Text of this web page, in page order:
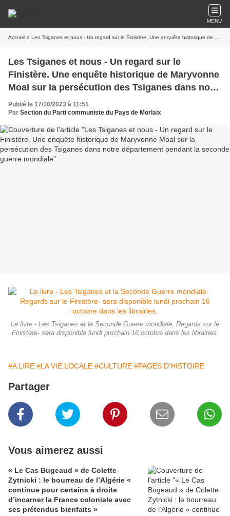
MENU
Accueil » Les Tsiganes et nous - Un regard sur le Finistère. Une enquête historique de Maryvonne Moal sur la persécution des Tsiganes dans notre département pendant la seconde guerre mondiale
Les Tsiganes et nous - Un regard sur le
Finistère. Une enquête historique de Maryvonne
Moal sur la persécution des Tsiganes dans notre
département pendant la seconde guerre
mondiale
Publié le 17/10/2023 à 11:51
Par Section du Parti communiste du Pays de Morlaix
Le livre - Les Tsiganes et la Seconde Guerre mondiale. Regards sur le
Finistère- sera disponible lundi prochain 16 octobre dans les librairies.
#A LIRE #LA VIE LOCALE #CULTURE #PAGES D'HISTOIRE
Partager
Vous aimerez aussi
« Le Cas Bugeaud » de Colette
Zytnicki : le bourreau de l’Algérie «
continue pour certains à droite
d’incarner la France coloniale avec
ses prétendus bienfaits »